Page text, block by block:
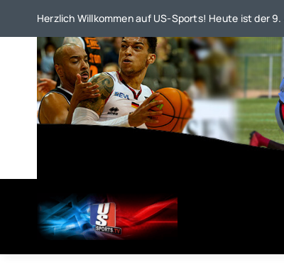
springen
Herzlich Willkommen auf US-Sports! Heute ist der